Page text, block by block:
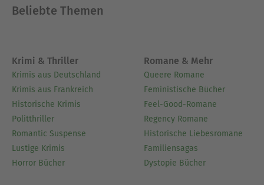
Beliebte Themen
Krimi & Thriller
Krimis aus Deutschland
Krimis aus Frankreich
Historische Krimis
Politthriller
Romantic Suspense
Lustige Krimis
Horror Bücher
Romane & Mehr
Queere Romane
Feministische Bücher
Feel-Good-Romane
Regency Romane
Historische Liebesromane
Familiensagas
Dystopie Bücher